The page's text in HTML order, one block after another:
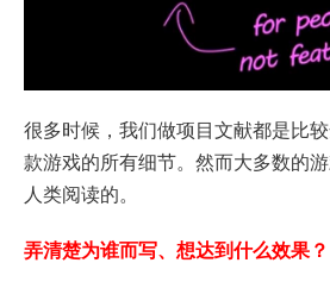
很多时候，我们做项目文献都是比
款游戏的所有细节。然而大多数的
人类阅读的。
弄清楚为谁而写、想达到什么效果？